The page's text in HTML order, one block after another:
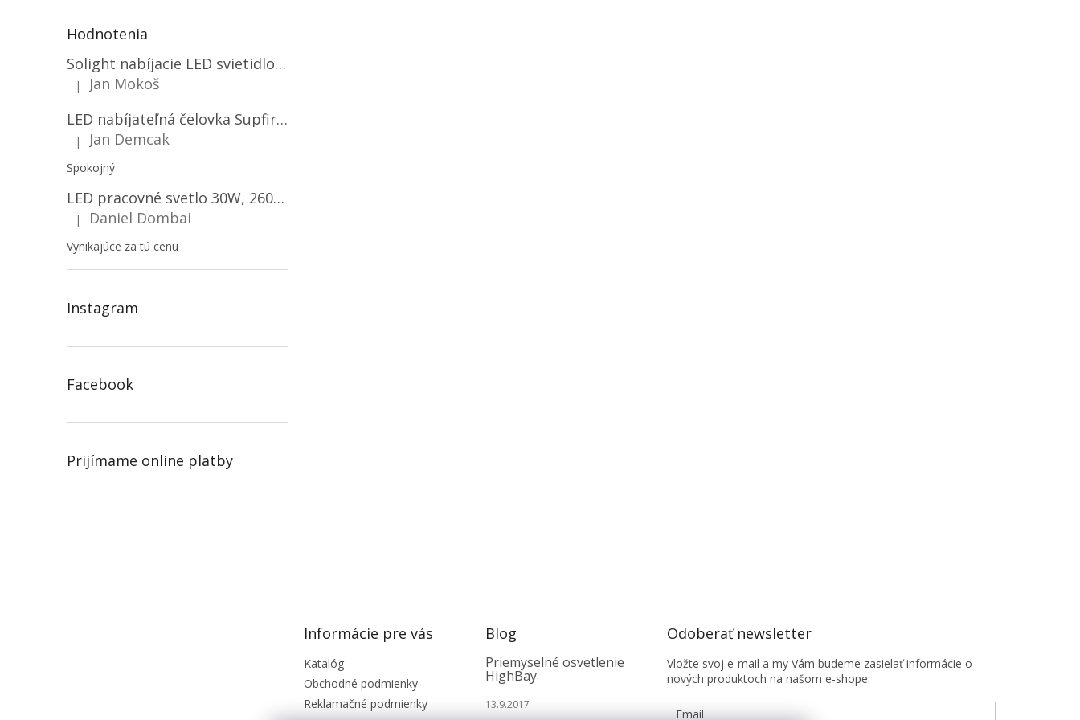
Hodnotenia
Solight nabíjacie LED svietidlo, 600lm, 2200mAh Li-Ion, USB nabíjanie [WN22]
Hodnotenie produktu je 5 z 5 hviezdičiek.
|
Jan Mokoš
LED nabíjateľná čelovka Supfire HL06, 3 módy + SOS + senzor, nabíjanie cez Micro-USB, 5W, 500lm, 300m
Hodnotenie produktu je 5 z 5 hviezdičiek.
| Jan Demcak
Spokojný
LED pracovné svetlo 30W, 2600LM, 12V/24V, IP67/2-PACK! [LB0087]
Hodnotenie produktu je 5 z 5 hviezdičiek.
| Daniel Dombai
Vynikajúce za tú cenu
Instagram
Facebook
Prijímame online platby
Informácie pre vás
Katalóg
Obchodné podmienky
Reklamačné podmienky
Blog
Priemyselné osvetlenie
HighBay
13.9.2017
Odoberať newsletter
Vložte svoj e-mail a my Vám budeme zasielať informácie o
nových produktoch na našom e-shope.
Email